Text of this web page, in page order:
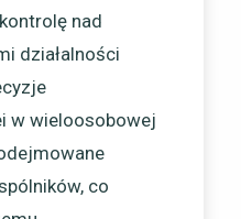
nad
działalności
w wieloosobowej
co